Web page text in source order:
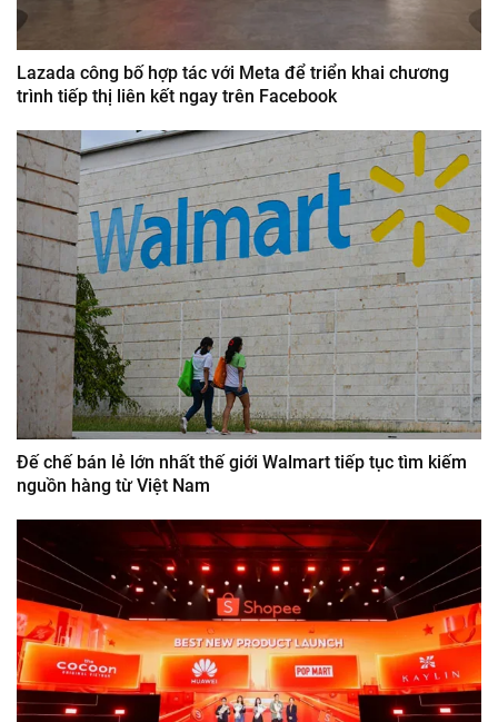
Lazada công bố hợp tác với Meta để triển khai chương
trình tiếp thị liên kết ngay trên Facebook
Đế chế bán lẻ lớn nhất thế giới Walmart tiếp tục tìm kiếm
nguồn hàng từ Việt Nam